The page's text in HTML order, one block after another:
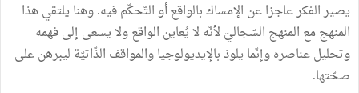
يصيرالفكرعاجزاعن الإمساكبالواقعأوالتّحكّمفيه.وهنا يلتقي هذا
المنهجمع المنهج السّجاليّ لأنّه لايُعاين الواقعولايسعى إلىفهمه
وتحليلعناصرهوإنّما يلوذبالإيديولوجياوالمواقف الذّاتيّة ليبرهنعلى
صحّتها.